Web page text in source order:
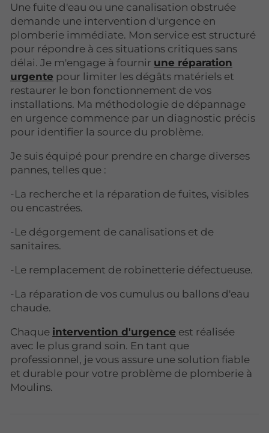
Une fuite d'eau ou une canalisation obstruée
demande une intervention d'urgence en
plomberie immédiate. Mon service est structuré
pour répondre à ces situations critiques sans
délai. Je m'engage à fournir une réparation
urgente pour limiter les dégâts matériels et
restaurer le bon fonctionnement de vos
installations. Ma méthodologie de dépannage
en urgence commence par un diagnostic précis
pour identifier la source du problème.
Je suis équipé pour prendre en charge diverses
pannes, telles que :
-La recherche et la réparation de fuites, visibles
ou encastrées.
-Le dégorgement de canalisations et de
sanitaires.
-Le remplacement de robinetterie défectueuse.
-La réparation de vos cumulus ou ballons d'eau
chaude.
Chaque intervention d'urgence est réalisée
avec le plus grand soin. En tant que
professionnel, je vous assure une solution fiable
et durable pour votre problème de plomberie à
Moulins.